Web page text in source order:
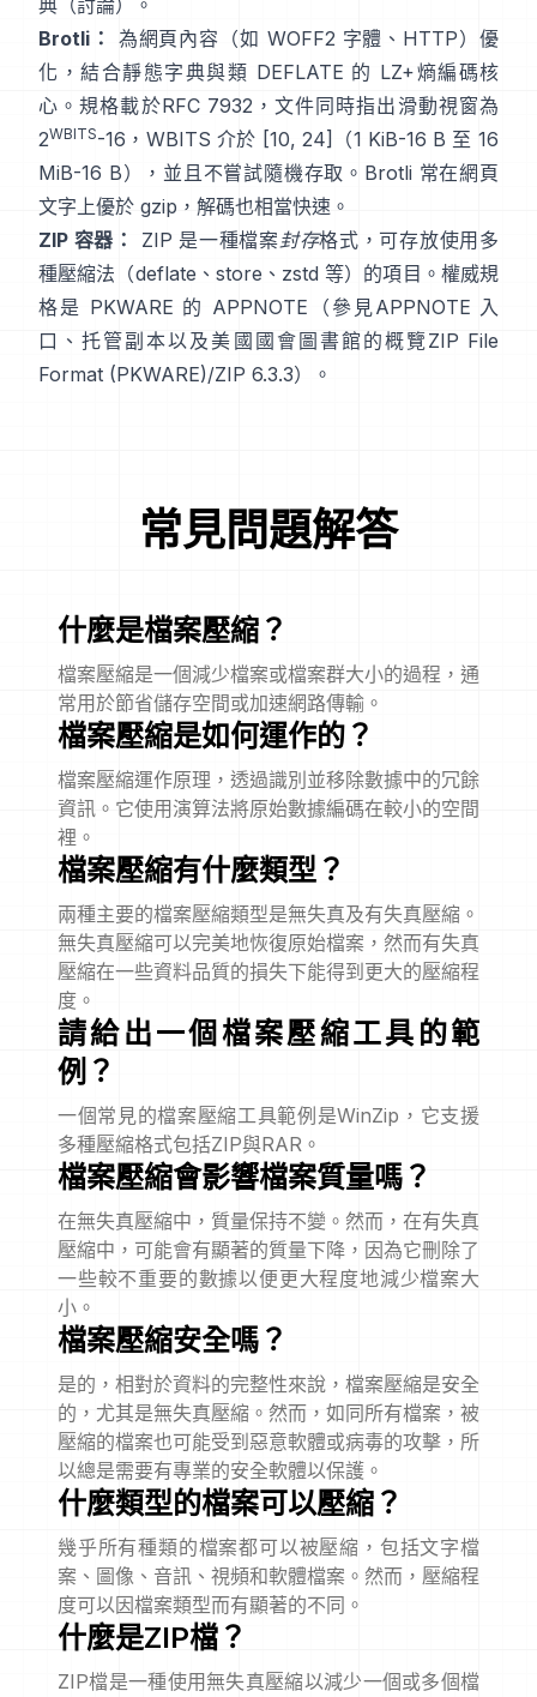
典 （討論）
。
Brotli：
為網頁內容（如 WOFF2 字體、HTTP）優
化，結合靜態字典與類 DEFLATE 的 LZ+熵編碼核
心。規格載於RFC 7932 ，文件同時指出滑動視窗為
2WBITS-16，WBITS 介於 [10, 24]（1 KiB-16 B 至 16
MiB-16 B），並且不嘗試隨機存取 。Brotli 常在網頁
文字上優於 gzip，解碼也相當快速。
ZIP 容器：
ZIP 是一種檔案封存格式，可存放使用多
種壓縮法（deflate、store、zstd 等）的項目。權威規
格是 PKWARE 的 APPNOTE（參見APPNOTE 入
口 、托管副本以及美國國會圖書館的概覽ZIP File
Format (PKWARE)/ZIP 6.3.3）。
常見問題解答
什麼是檔案壓縮？
檔案壓縮是一個減少檔案或檔案群大小的過程，通
常用於節省儲存空間或加速網路傳輸。
檔案壓縮是如何運作的？
檔案壓縮運作原理，透過識別並移除數據中的冗餘
資訊。它使用演算法將原始數據編碼在較小的空間
裡。
檔案壓縮有什麼類型？
兩種主要的檔案壓縮類型是無失真及有失真壓縮。
無失真壓縮可以完美地恢復原始檔案，然而有失真
壓縮在一些資料品質的損失下能得到更大的壓縮程
度。
請給出一個檔案壓縮工具的範
例？
一個常見的檔案壓縮工具範例是WinZip，它支援
多種壓縮格式包括ZIP與RAR。
檔案壓縮會影響檔案質量嗎？
在無失真壓縮中，質量保持不變。然而，在有失真
壓縮中，可能會有顯著的質量下降，因為它刪除了
一些較不重要的數據以便更大程度地減少檔案大
小。
檔案壓縮安全嗎？
是的，相對於資料的完整性來說，檔案壓縮是安全
的，尤其是無失真壓縮。然而，如同所有檔案，被
壓縮的檔案也可能受到惡意軟體或病毒的攻擊，所
以總是需要有專業的安全軟體以保護。
什麼類型的檔案可以壓縮？
幾乎所有種類的檔案都可以被壓縮，包括文字檔
案、圖像、音訊、視頻和軟體檔案。然而，壓縮程
度可以因檔案類型而有顯著的不同。
什麼是ZIP檔？
ZIP檔是一種使用無失真壓縮以減少一個或多個檔